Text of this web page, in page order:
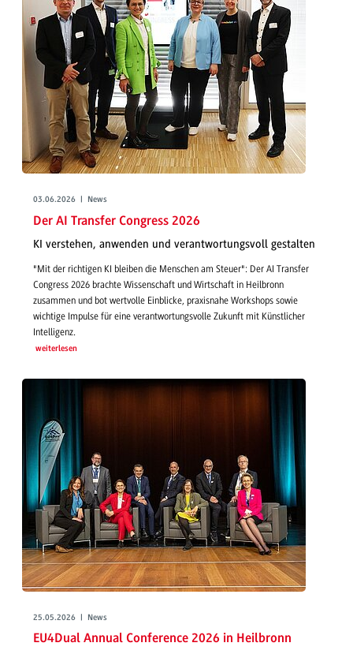
03.06.2026 | News
Der AI Transfer Congress 2026
KI verstehen, anwenden und verantwortungsvoll gestalten
"Mit der richtigen KI bleiben die Menschen am Steuer": Der AI Transfer
Congress 2026 brachte Wissenschaft und Wirtschaft in Heilbronn
zusammen und bot wertvolle Einblicke, praxisnahe Workshops sowie
wichtige Impulse für eine verantwortungsvolle Zukunft mit Künstlicher
Intelligenz.
weiterlesen
25.05.2026 | News
EU4Dual Annual Conference 2026 in Heilbronn